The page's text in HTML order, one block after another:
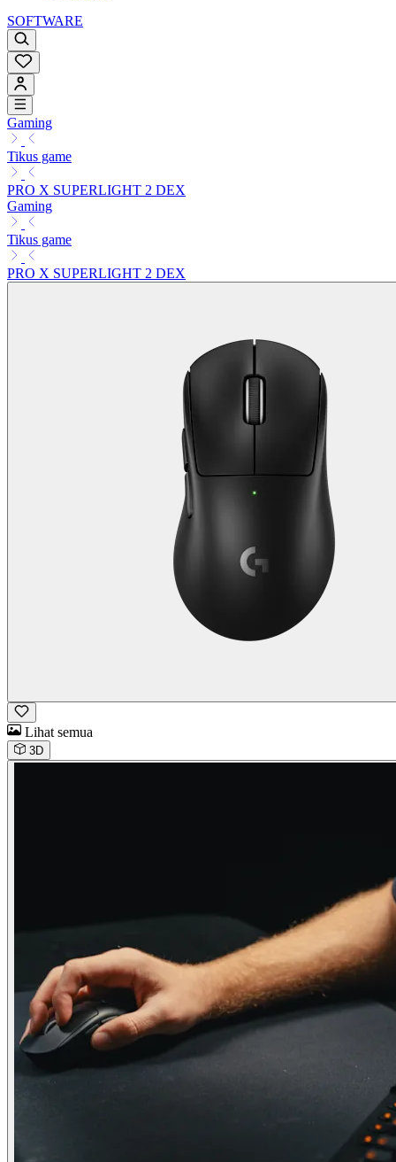
SOFTWARE
Gaming
Tikus game
PRO X SUPERLIGHT 2 DEX
Gaming
Tikus game
PRO X SUPERLIGHT 2 DEX
Lihat semua
3D